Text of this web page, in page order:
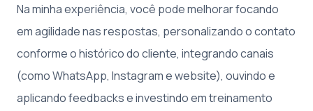
Na minha experiência, você pode melhorar focando
em agilidade nas respostas, personalizando o contato
conforme o histórico do cliente, integrando canais
(como WhatsApp, Instagram e website), ouvindo e
aplicando feedbacks e investindo em treinamento